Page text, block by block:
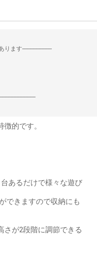
ます--------------------
的です。
あるだけで様々な遊び
できますので収納にも
さが2段階に調節できる